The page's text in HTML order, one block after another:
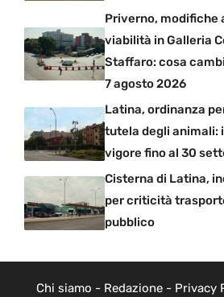
Priverno, modifiche
viabilità in Galleria
Staffaro: cosa
7 agosto 2026
Latina, ordinanza
tutela degli animali:
vigore fino al 30
Cisterna di Latina,
per criticità
pubblico
Chi siamo - Redazione- Privacy